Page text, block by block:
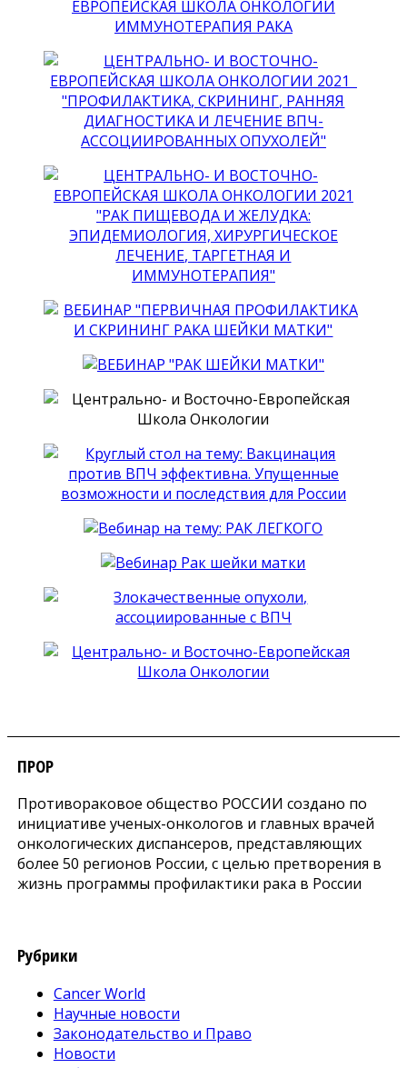
ПРОР
Противораковое общество РОССИИ создано по
инициативе ученых-онкологов и главных врачей
онкологических диспансеров, представляющих
более 50 регионов России, с целью претворения в
жизнь программы профилактики рака в России
Рубрики
Cancer World
Научные новости
Законодательство и Право
Новости